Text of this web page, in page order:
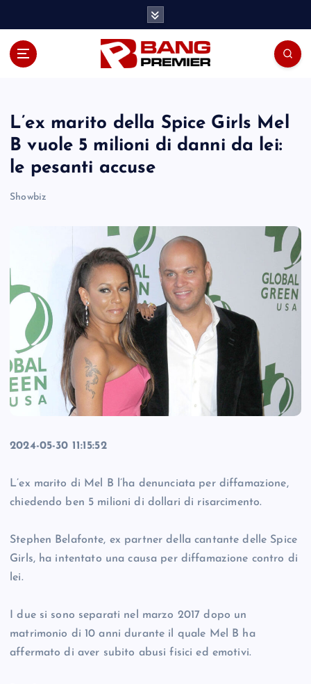
L’ex marito della Spice Girls Mel
B vuole 5 milioni di danni da lei:
le pesanti accuse
Showbiz
2024-05-30 11:15:52
L’ex marito di Mel B l’ha denunciata per diffamazione,
chiedendo ben 5 milioni di dollari di risarcimento.
Stephen Belafonte, ex partner della cantante delle Spice
Girls, ha intentato una causa per diffamazione contro di
lei.
I due si sono separati nel marzo 2017 dopo un
matrimonio di 10 anni durante il quale Mel B ha
affermato di aver subito abusi fisici ed emotivi.